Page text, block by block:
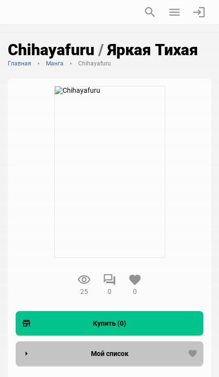
Chihayafuru /Яркая Тихая
Главная Манга Chihayafuru
25 0 0
Купить (0)
Мой список